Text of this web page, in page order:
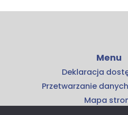
Menu
Deklaracja
Przetwarzanie
Mapa